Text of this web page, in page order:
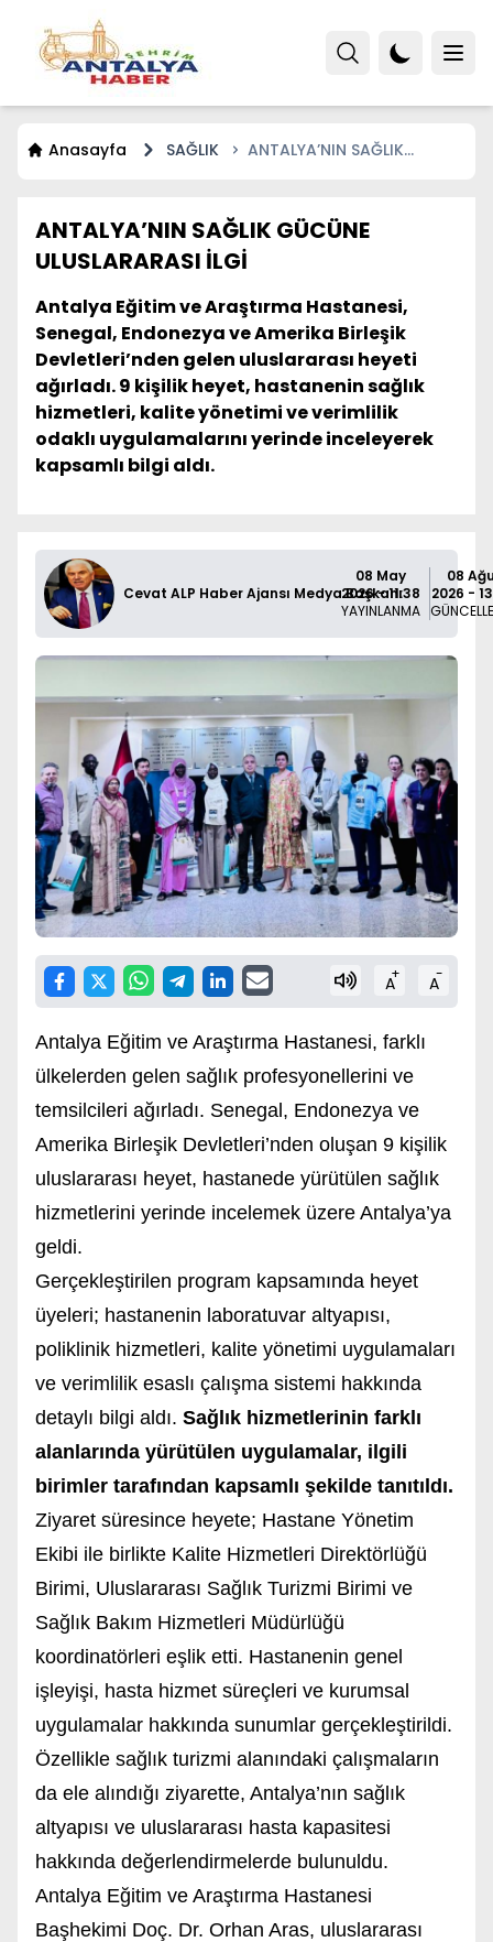
Anasayfa SAĞLIK
ANTALYA’NIN SAĞLIK
ANTALYA’NIN SAĞLIK GÜCÜNE
ULUSLARARASI İLGİ
Antalya Eğitim ve Araştırma Hastanesi,
Senegal, Endonezya ve Amerika Birleşik
Devletleri’nden gelen uluslararası heyeti
ağırladı. 9 kişilik heyet, hastanenin sağlık
hizmetleri, kalite yönetimi ve verimlilik
odaklı uygulamalarını yerinde inceleyerek
kapsamlı bilgi aldı.
Cevat ALP Haber Ajansı Medya Başkanı
08 May
2026 - 11:38
YAYINLANMA
08
2026 -
A+ A-
Antalya Eğitim ve Araştırma Hastanesi, farklı
ülkelerden gelen sağlık profesyonellerini ve
temsilcileri ağırladı. Senegal, Endonezya ve
Amerika Birleşik Devletleri’nden oluşan 9 kişilik
uluslararası heyet, hastanede yürütülen sağlık
hizmetlerini yerinde incelemek üzere Antalya’ya
geldi.
Gerçekleştirilen program kapsamında heyet
üyeleri; hastanenin laboratuvar altyapısı,
poliklinik hizmetleri, kalite yönetimi uygulamaları
ve verimlilik esaslı çalışma sistemi hakkında
detaylı bilgi aldı. Sağlık hizmetlerinin farklı
alanlarında yürütülen uygulamalar, ilgili
birimler tarafından kapsamlı şekilde tanıtıldı.
Ziyaret süresince heyete; Hastane Yönetim
Ekibi ile birlikte Kalite Hizmetleri Direktörlüğü
Birimi, Uluslararası Sağlık Turizmi Birimi ve
Sağlık Bakım Hizmetleri Müdürlüğü
koordinatörleri eşlik etti. Hastanenin genel
işleyişi, hasta hizmet süreçleri ve kurumsal
uygulamalar hakkında sunumlar gerçekleştirildi.
Özellikle sağlık turizmi alanındaki çalışmaların
da ele alındığı ziyarette, Antalya’nın sağlık
altyapısı ve uluslararası hasta kapasitesi
hakkında değerlendirmelerde bulunuldu.
Antalya Eğitim ve Araştırma Hastanesi
Başhekimi Doç. Dr. Orhan Aras, uluslararası